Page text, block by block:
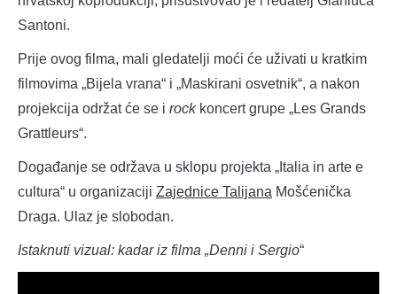
Santoni.
Prije ovog filma, mali gledatelji moći će uživati u kratkim
filmovima „Bijela vrana“ i „Maskirani osvetnik“, a nakon
projekcija održat će se i rockkoncert grupe „Les Grands
Grattleurs“.
Događanje se održava u sklopu projekta „Italia in arte e
cultura“ u organizaciji Zajednice Talijana Mošćenička
Draga. Ulaz je slobodan.
Istaknuti vizual: kadar iz filma „Denni i Sergio“